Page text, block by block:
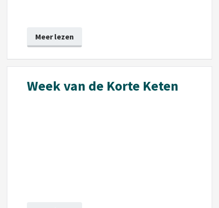
Meer lezen
Week van de Korte Keten